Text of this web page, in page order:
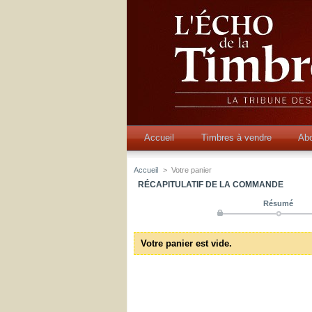
Accueil Timbres à vendre
Accueil > Votre panier
RÉCAPITULATIF DE LA COMMANDE
Résumé
Votre panier est vide.